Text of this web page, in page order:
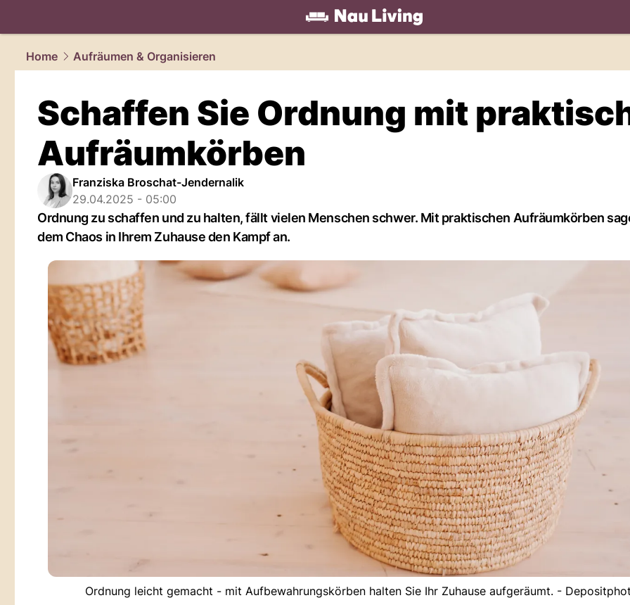
living.NAU.ch
Home
Aufräumen & Organisieren
Schaffen Sie Ordnung mit
Aufräumkörben
Franziska Broschat-Jendernalik
29.04.2025 - 05:00
Ordnung zu schaffen und zu halten, fällt vielen Menschen schwer. Mit praktischen Aufräumkörben
dem Chaos in Ihrem Zuhause den Kampf an.
Ordnung leicht gemacht - mit Aufbewahrungskörben halten Sie Ihr Zuhause aufgeräumt. -